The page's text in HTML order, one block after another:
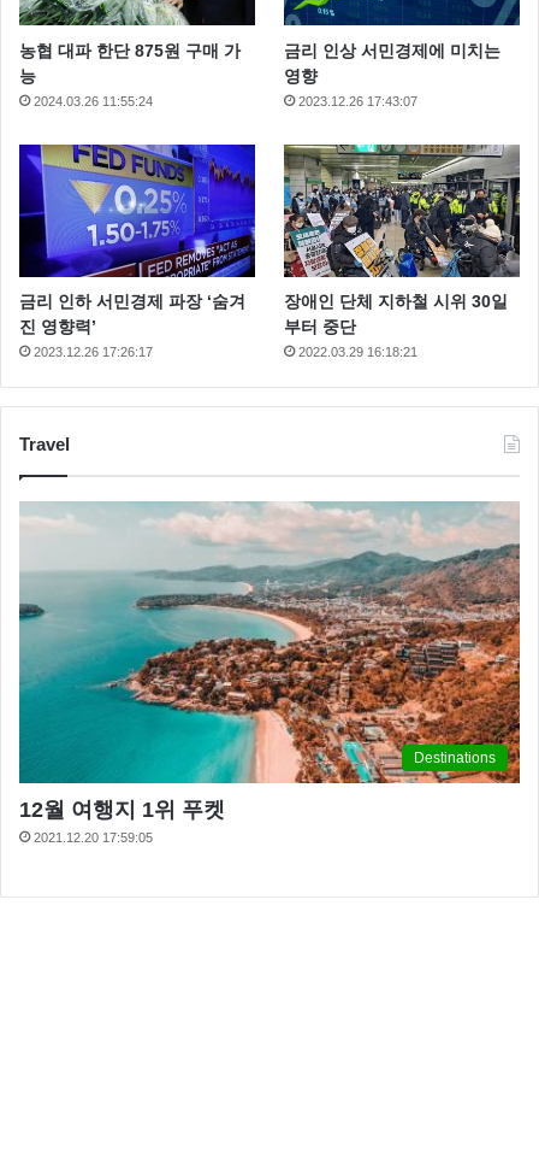
농협 대파 한단 875원 구매 가
능
2024.03.26 11:55:24
금리 인상 서민경제에 미치는
영향
2023.12.26 17:43:07
금리 인하 서민경제 파장 ‘숨겨
진 영향력’
2023.12.26 17:26:17
장애인 단체 지하철 시위 30일
부터 중단
2022.03.29 16:18:21
Travel
Destinations
12월 여행지 1위 푸켓
2021.12.20 17:59:05